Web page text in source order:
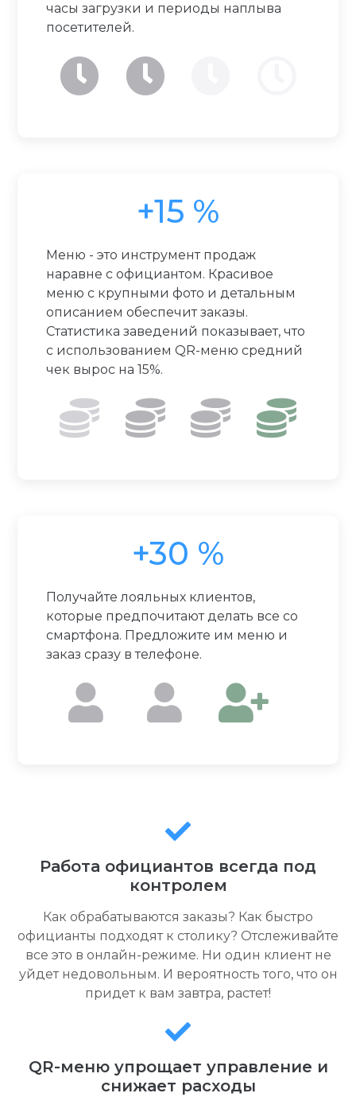
часы загрузки и периоды наплыва
посетителей.
+15 %
Меню - это инструмент продаж
наравне с официантом. Красивое
меню с крупными фото и детальным
описанием обеспечит заказы.
Статистика заведений показывает, что
с использованием QR-меню средний
чек вырос на 15%.
+30 %
Получайте лояльных клиентов,
которые предпочитают делать все со
смартфона. Предложите им меню и
заказ сразу в телефоне.
Работа официантов всегда под
контролем
Как обрабатываются заказы? Как быстро
официанты подходят к столику? Отслеживайте
все это в онлайн-режиме. Ни один клиент не
уйдет недовольным. И вероятность того, что он
придет к вам завтра, растет!
QR-меню упрощает управление и
снижает расходы